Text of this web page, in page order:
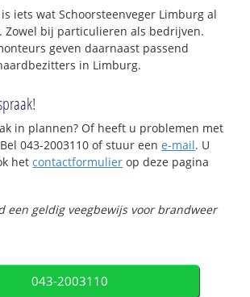
iets wat Schoorsteenveger Limburg al
Zowel bij particulieren als bedrijven.
geven daarnaast passend
in Limburg.
in plannen? Of heeft u problemen met
043-2003110 of stuur eene-mail. U
hetcontactformulier op deze pagina
een geldig veegbewijs voor brandweer
043-2003110